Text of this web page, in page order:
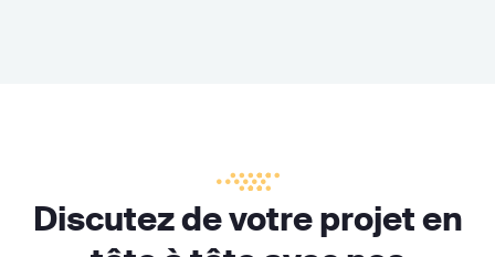
Discutez de votre projet en